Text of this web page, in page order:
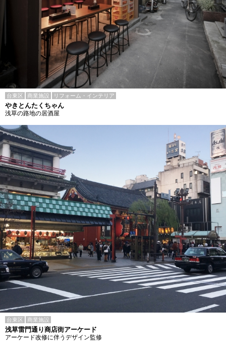
台東区 商業施設 リフォーム・インテリア
やきとんたくちゃん
浅草の路地の居酒屋
台東区 商業施設
浅草雷門通り商店街アーケード
アーケード改修に伴うデザイン監修